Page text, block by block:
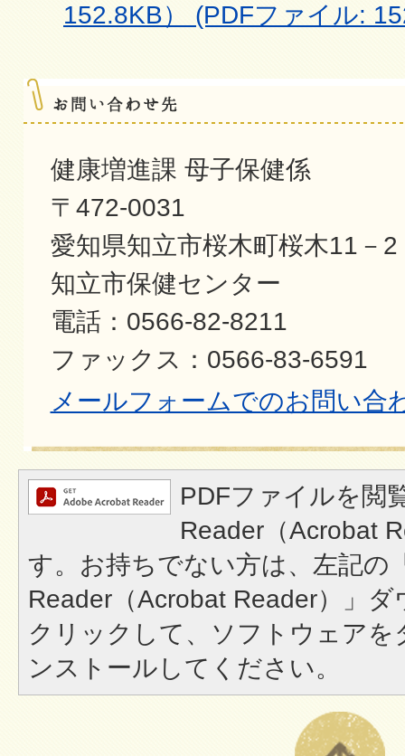
152.8KB） (PDFファイル:
健康増進課 母子保健係
〒472-0031
愛知県知立市桜木町桜木11－2
知立市保健センター
電話：0566-82-8211
ファックス：0566-83-6591
メールフォームでのお問い合
PDFファイルを閲
Reader（Acrobat
す。お持ちでない方は、左記の
Reader（Acrobat Reader）」
クリックして、ソフトウェア
ンストールしてください。